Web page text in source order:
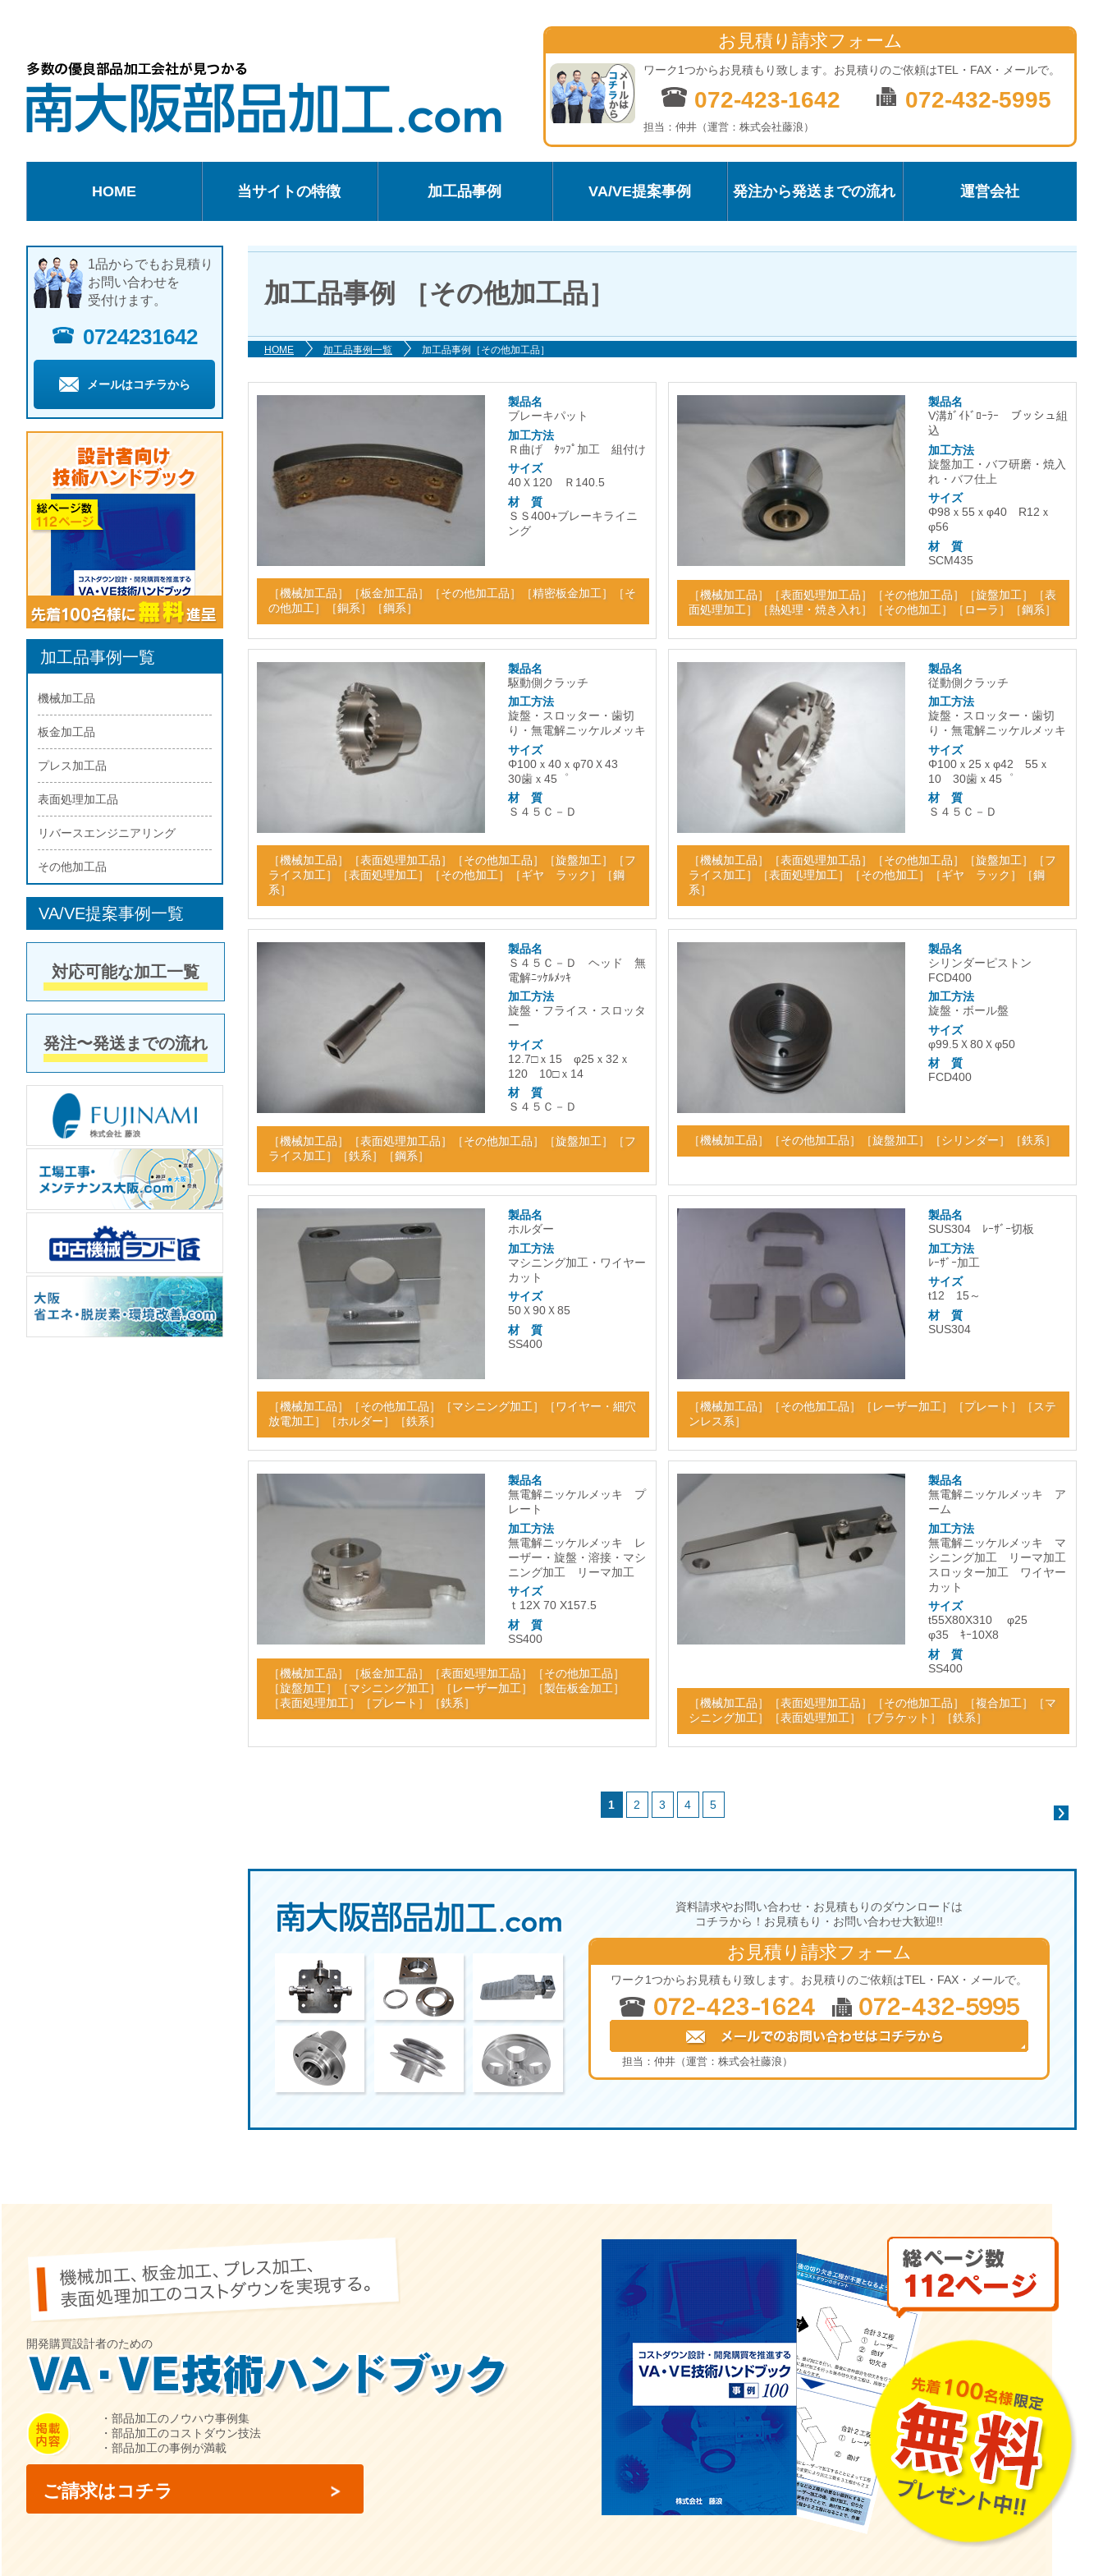
お見積り請求フォーム
ワーク1つからお見積もり致します。お見積りのご依頼はTEL・FAX・メールで。
072-423-1642 072-432-5995
担当：仲井（運営：株式会社藤浪）
HOME 当サイトの特徴 加工品事例 VA/VE提案事例 発注から発送までの流れ 運営会社
加工品事例 ［その他加工品］
HOME 加工品事例一覧 加工品事例［その他加工品］
製品名
ブレーキパット
加工方法
Ｒ曲げ ﾀｯﾌﾟ加工 組付け
サイズ
40Ｘ120 Ｒ140.5
材 質
ＳＳ400+ブレーキライニ
ング
［機械加工品］［板金加工品］［その他加工品］［精密板金加工］［そ
の他加工］［銅系］［鋼系］
製品名
V溝ｶﾞｲﾄﾞﾛｰﾗｰ ブッシュ組
込
加工方法
旋盤加工・バフ研磨・焼入
れ・バフ仕上
サイズ
Φ98ｘ55ｘφ40 R12ｘ
φ56
材 質
SCM435
［機械加工品］［表面処理加工品］［その他加工品］［旋盤加工］［表
面処理加工］［熱処理・焼き入れ］［その他加工］［ ローラ］［鋼系］
製品名
駆動側クラッチ
加工方法
旋盤・スロッター・歯切
り・無電解ニッケルメッキ
サイズ
Φ100ｘ40ｘφ70Ｘ43
30歯ｘ45゜
材 質
Ｓ４５Ｃ－Ｄ
［機械加工品］［表面処理加工品］［その他加工品］［旋盤加工］［フ
ライス加工］［表面処理加工］［その他加工］［ギヤ ラック］［鋼
系］
製品名
従動側クラッチ
加工方法
旋盤・スロッター・歯切
り・無電解ニッケルメッキ
サイズ
Φ100ｘ25ｘφ42 55ｘ
10 30歯ｘ45゜
材 質
Ｓ４５Ｃ－Ｄ
［機械加工品］［表面処理加工品］［その他加工品］［旋盤加工］［フ
ライス加工］［表面処理加工］［その他加工］［ギヤ ラック］［鋼
系］
製品名
Ｓ４５Ｃ－Ｄ ヘッド 無
電解ﾆｯｹﾙﾒｯｷ
加工方法
旋盤・フライス・スロッタ
ー
サイズ
12.7□ｘ15 φ25ｘ32ｘ
120 10□ｘ14
材 質
Ｓ４５Ｃ－Ｄ
［機械加工品］［表面処理加工品］［その他加工品］［旋盤加工］［フ
ライス加工］［鉄系］［鋼系］
製品名
シリンダーピストン
FCD400
加工方法
旋盤・ボール盤
サイズ
φ99.5Ｘ80Ｘφ50
材 質
FCD400
［機械加工品］［その他加工品］［旋盤加工］［シリンダー］［鉄系］
製品名
ホルダー
加工方法
マシニング加工・ワイヤー
カット
サイズ
50Ｘ90Ｘ85
材 質
SS400
［機械加工品］［その他加工品］［マシニング加工］［ ワイヤー・細穴
放電加工］［ホルダー］［鉄系］
製品名
SUS304 ﾚｰｻﾞｰ切板
加工方法
ﾚｰｻﾞｰ加工
サイズ
t12 15～
材 質
SUS304
［機械加工品］［その他加工品］［ レーザー加工］［プレート ］［ ステ
ンレス系］
製品名
無電解ニッケルメッキ プ
レート
加工方法
無電解ニッケルメッキ レ
ーザー・旋盤・溶接・マシ
ニング加工 リーマ加工
サイズ
ｔ12X 70 X157.5
材 質
SS400
［機械加工品］［板金加工品］［表面処理加工品］［その他加工品］
［旋盤加工］［マシニング加工］［ レーザー加工］［製缶板金加工］
［表面処理加工］［プレート ］［鉄系］
製品名
無電解ニッケルメッキ ア
ーム
加工方法
無電解ニッケルメッキ マ
シニング加工 リーマ加工
スロッター加工 ワイヤー
カット
サイズ
t55X80X310 φ25
φ35 ｷｰ10X8
材 質
SS400
［機械加工品］［表面処理加工品］［その他加工品］［複合加工］［マ
シニング加工］［表面処理加工］［ブラケット ］［鉄系］
1 2 3 4 5
資料請求やお問い合わせ・お見積もりのダウンロードは
コチラから！お見積もり・お問い合わせ大歓迎!!
お見積り請求フォーム
ワーク1つからお見積もり致します。お見積りのご依頼はTEL・FAX・メールで。
担当：仲井（運営：株式会社藤浪）
1品からでもお見積り
お問い合わせを
受付けます。
0724231642
メールはコチラから
加工品事例一覧
機械加工品
板金加工品
プレス加工品
表面処理加工品
リバースエンジニアリング
その他加工品
VA/VE提案事例一覧
対応可能な加工一覧
発注〜発送までの流れ
開発購買設計者のための
・部品加工のノウハウ事例集
・部品加工のコストダウン技法
・部品加工の事例が満載
ご請求はコチラ